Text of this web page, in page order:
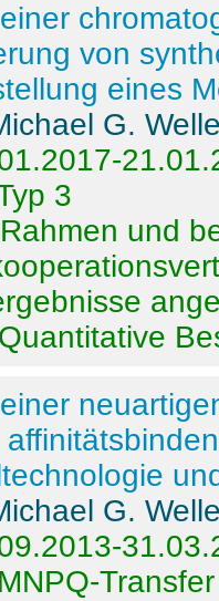
von
eines
G.
3
und
G.
Transfer